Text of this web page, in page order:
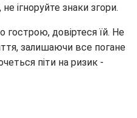
ігноруйте знаки згори.
гострою, довіртеся їй. Не
залишаючи все погане
піти на ризик -